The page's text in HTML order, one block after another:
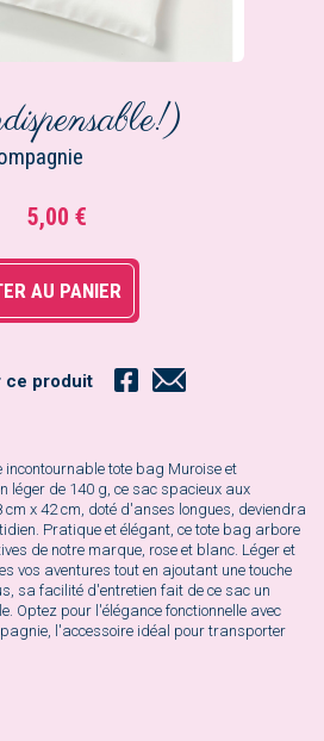
5,00 €
AU PANIER
ce produit
incontournable tote bag Muroise et
léger de 140 g, ce sac spacieux aux
x 42 cm, doté d'anses longues, deviendra
Pratique et élégant, ce tote bag arbore
de notre marque, rose et blanc. Léger et
vos aventures tout en ajoutant une touche
sa facilité d'entretien fait de ce sac un
Optez pour l'élégance fonctionnelle avec
l'accessoire idéal pour transporter